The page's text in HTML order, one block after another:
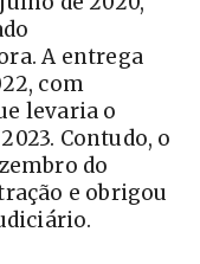
A entrega
com
levaria o
Contudo, o
do
e obrigou